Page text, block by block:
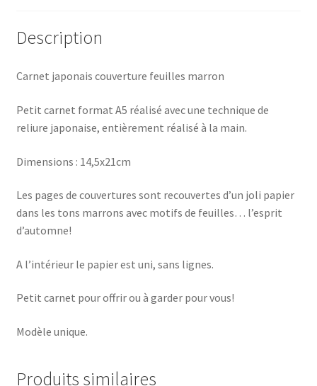
Description
Carnet japonais couverture feuilles marron
Petit carnet format A5 réalisé avec une technique de
reliure japonaise, entièrement réalisé à la main.
Dimensions : 14,5x21cm
Les pages de couvertures sont recouvertes d’un joli papier
dans les tons marrons avec motifs de feuilles… l’esprit
d’automne!
A l’intérieur le papier est uni, sans lignes.
Petit carnet pour offrir ou à garder pour vous!
Modèle unique.
Produits similaires